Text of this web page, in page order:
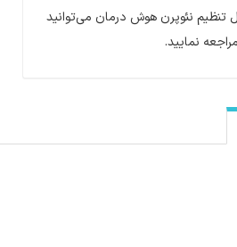
تنظیم نئوپرن هوش درمان می‌توانید
مراجعه نمایید.